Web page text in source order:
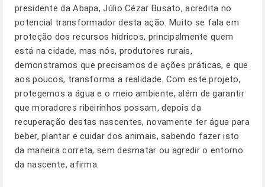
presidente da Abapa, Júlio Cézar Busato, acredita no
potencial transformador desta ação. Muito se fala em
proteção dos recursos hídricos, principalmente quem
está na cidade, mas nós, produtores rurais,
demonstramos que precisamos de ações práticas, e que
aos poucos, transforma a realidade. Com este projeto,
protegemos a água e o meio ambiente, além de garantir
que moradores ribeirinhos possam, depois da
recuperação destas nascentes, novamente ter água para
beber, plantar e cuidar dos animais, sabendo fazer isto
da maneira correta, sem desmatar ou agredir o entorno
da nascente, afirma.